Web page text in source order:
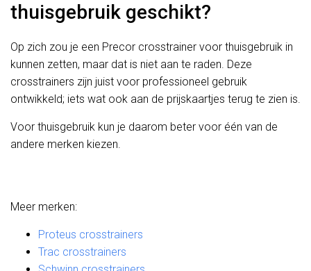
thuisgebruik geschikt?
Op zich zou je een Precor crosstrainer voor thuisgebruik in
kunnen zetten, maar dat is niet aan te raden. Deze
crosstrainers zijn juist voor professioneel gebruik
ontwikkeld; iets wat ook aan de prijskaartjes terug te zien is.
Voor thuisgebruik kun je daarom beter voor één van de
andere merken kiezen.
Meer merken:
Proteus crosstrainers
Trac crosstrainers